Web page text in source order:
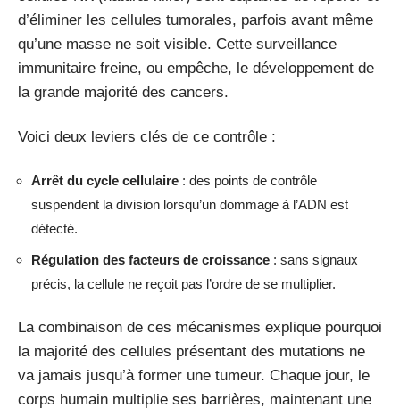
d’éliminer les cellules tumorales, parfois avant même
qu’une masse ne soit visible. Cette surveillance
immunitaire freine, ou empêche, le développement de
la grande majorité des cancers.
Voici deux leviers clés de ce contrôle :
Arrêt du cycle cellulaire : des points de contrôle
suspendent la division lorsqu’un dommage à l’ADN est
détecté.
Régulation des facteurs de croissance : sans signaux
précis, la cellule ne reçoit pas l’ordre de se multiplier.
La combinaison de ces mécanismes explique pourquoi
la majorité des cellules présentant des mutations ne
va jamais jusqu’à former une tumeur. Chaque jour, le
corps humain multiplie ses barrières, maintenant une